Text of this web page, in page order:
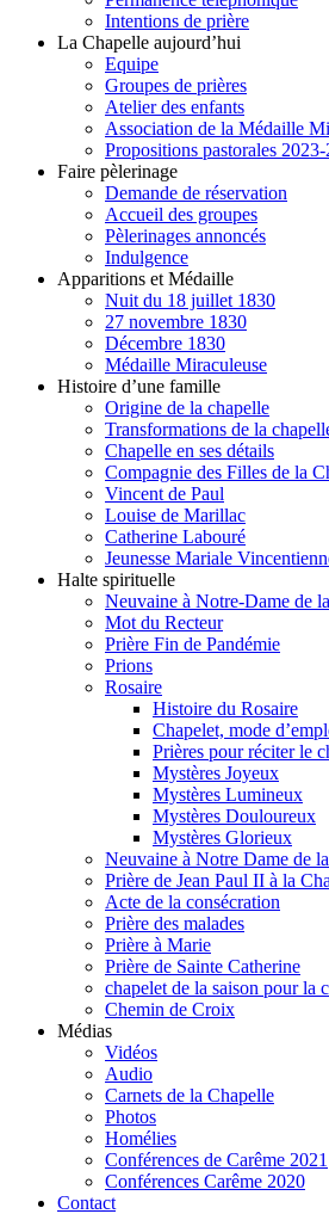
Intentions de prière
La Chapelle aujourd’hui
Equipe
Groupes de prières
Atelier des enfants
Association de la Médaille
Propositions pastorales
Faire pèlerinage
Demande de réservation
Accueil des groupes
Pèlerinages annoncés
Indulgence
Apparitions et Médaille
Nuit du 18 juillet 1830
27 novembre 1830
Décembre 1830
Médaille Miraculeuse
Histoire d’une famille
Origine de la chapelle
Transformations de la
Chapelle en ses détails
Compagnie des Filles de la
Vincent de Paul
Louise de Marillac
Catherine Labouré
Jeunesse Mariale
Halte spirituelle
Neuvaine à Notre-Dame de
Mot du Recteur
Prière Fin de Pandémie
Prions
Rosaire
Histoire du Rosaire
Chapelet, mode
Prières pour réciter le
Mystères Joyeux
Mystères Lumineux
Mystères Douloureux
Mystères Glorieux
Neuvaine à Notre Dame de
Prière de Jean Paul II à la
Acte de la consécration
Prière des malades
Prière à Marie
Prière de Sainte Catherine
chapelet de la saison pour la
Chemin de Croix
Médias
Vidéos
Audio
Carnets de la Chapelle
Photos
Homélies
Conférences de Carême 2021
Conférences Carême 2020
Contact